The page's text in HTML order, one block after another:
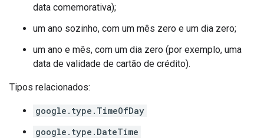
data comemorativa);
um ano sozinho, com um mês zero e um dia zero;
um ano e mês, com um dia zero (por exemplo, uma
data de validade de cartão de crédito).
Tipos relacionados:
google.type.TimeOfDay
google.type.DateTime